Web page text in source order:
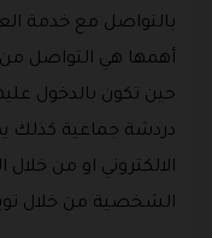
بالتواصل مع خدمة
أهمها هي التواصل من
حين تكون بالدخول
دردشة جماعية كذلك
الالكتروني او من
الشخصية من خلال